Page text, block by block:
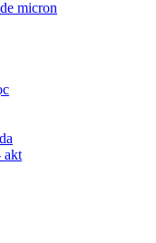
micron
akt